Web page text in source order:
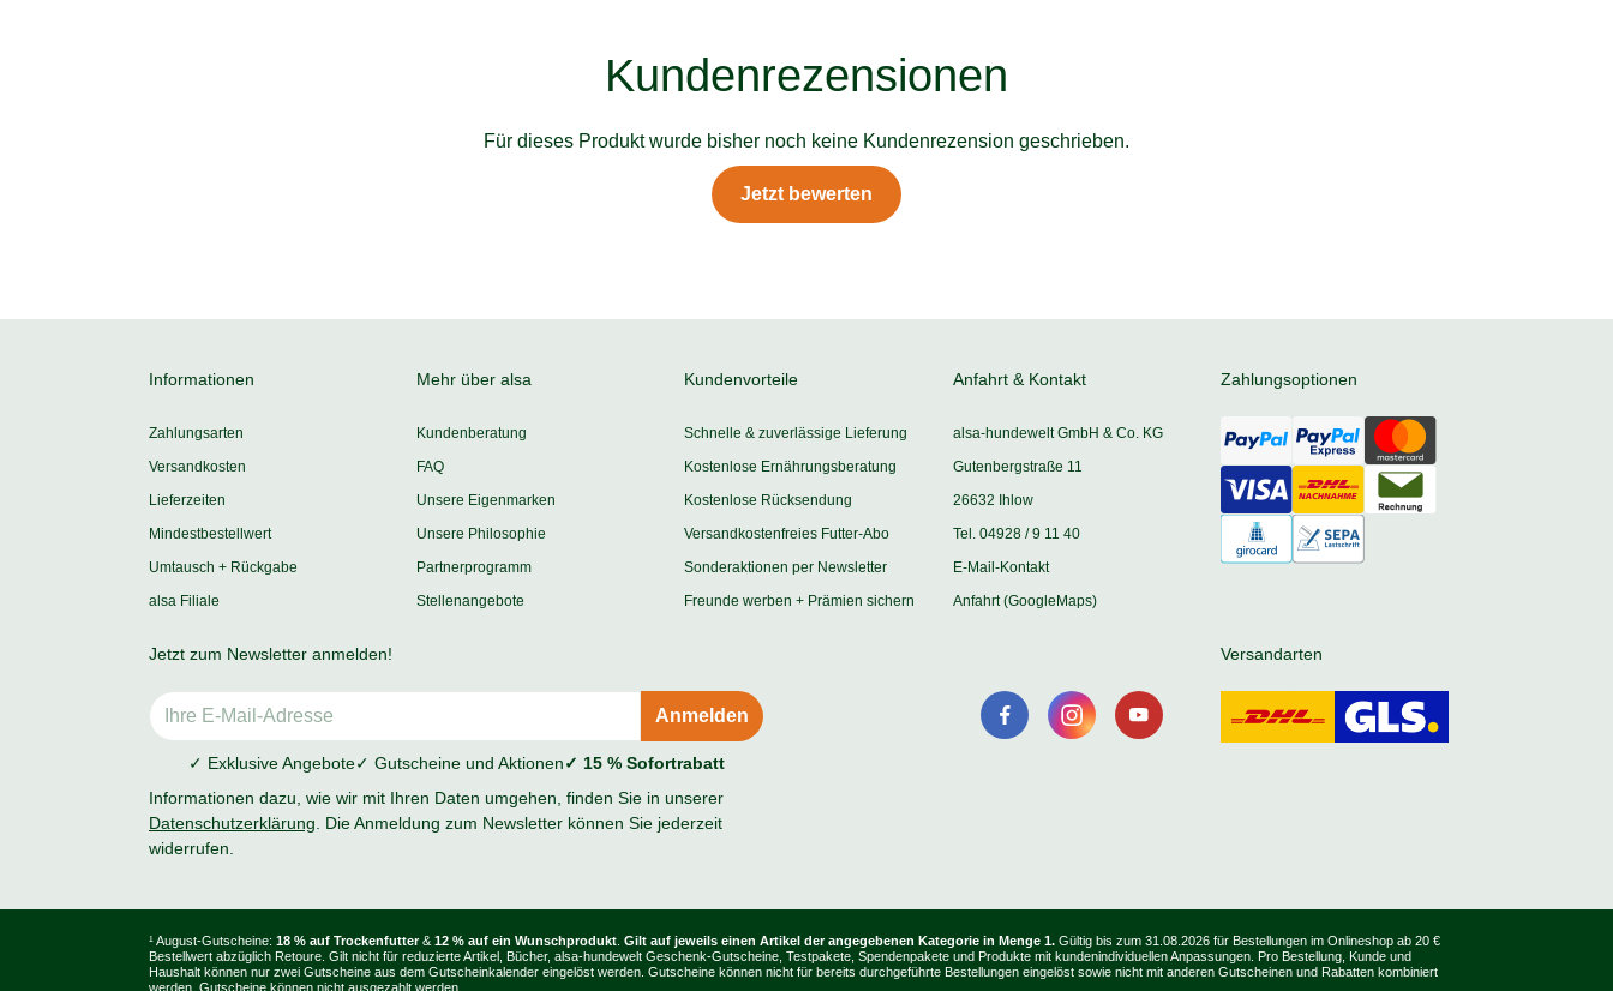
Kundenrezensionen
Für dieses Produkt wurde bisher noch keine Kundenrezension geschrieben.
Jetzt bewerten
Informationen
Zahlungsarten
Versandkosten
Lieferzeiten
Mindestbestellwert
Umtausch + Rückgabe
alsa Filiale
Mehr über alsa
Kundenberatung
FAQ
Unsere Eigenmarken
Unsere Philosophie
Partnerprogramm
Stellenangebote
Kundenvorteile
Schnelle & zuverlässige Lieferung
Kostenlose Ernährungsberatung
Kostenlose Rücksendung
Versandkostenfreies Futter-Abo
Sonderaktionen per Newsletter
Freunde werben + Prämien sichern
Anfahrt & Kontakt
alsa-hundewelt GmbH & Co. KG
Gutenbergstraße 11
26632 Ihlow
Tel. 04928 / 9 11 40
E-Mail-Kontakt
Anfahrt (GoogleMaps)
Zahlungsoptionen
Versandarten
Jetzt zum Newsletter anmelden!
✓ Exklusive Angebote✓ Gutscheine und Aktionen✓ 15 % Sofortrabatt
Informationen dazu, wie wir mit Ihren Daten umgehen, finden Sie in unserer
Datenschutzerklärung . Die Anmeldung zum Newsletter können Sie jederzeit
widerrufen.
¹ August-Gutscheine: 18 % auf Trockenfutter & 12 % auf ein Wunschprodukt Gilt auf jeweils einen Artikel der angegebenen Kategorie in Menge 1. Gültig bis zum 31.08.2026 für Bestellungen im Onlineshop ab 20 €
Bestellwert abzüglich Retoure. Gilt nicht für reduzierte Artikel, Bücher, alsa-hundewelt Geschenk-Gutscheine, Testpakete, Spendenpakete und Produkte mit kundenindividuellen Anpassungen. Pro Bestellung, Kunde und
Haushalt können nur zwei Gutscheine aus dem Gutscheinkalender eingelöst werden. Gutscheine können nicht für bereits durchgeführte Bestellungen eingelöst sowie nicht mit anderen Gutscheinen und Rabatten kombiniert
werden. Gutscheine können nicht ausgezahlt werden.